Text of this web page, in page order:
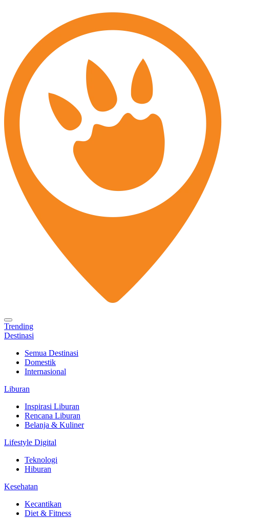
Trending
Destinasi
Semua Destinasi
Domestik
Internasional
Liburan
Inspirasi Liburan
Rencana Liburan
Belanja & Kuliner
Lifestyle Digital
Teknologi
Hiburan
Kesehatan
Kecantikan
Diet & Fitness